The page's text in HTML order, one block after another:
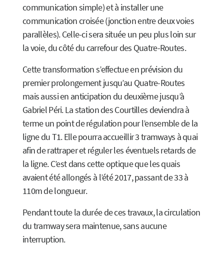
communication simple) et à installer une
communication croisée (jonction entre deux voies
parallèles). Celle-ci sera située un peu plus loin sur
la voie, du côté du carrefour des Quatre-Routes.
Cette transformation s’effectue en prévision du
premier prolongement jusqu’au Quatre-Routes
mais aussi en anticipation du deuxième jusqu’à
Gabriel Péri. La station des Courtilles deviendra à
terme un point de régulation pour l’ensemble de la
ligne du T1. Elle pourra accueillir 3 tramways à quai
afin de rattraper et réguler les éventuels retards de
la ligne. C’est dans cette optique que les quais
avaient été allongés à l’été 2017, passant de 33 à
110m de longueur.
Pendant toute la durée de ces travaux, la circulation
du tramway sera maintenue, sans aucune
interruption.